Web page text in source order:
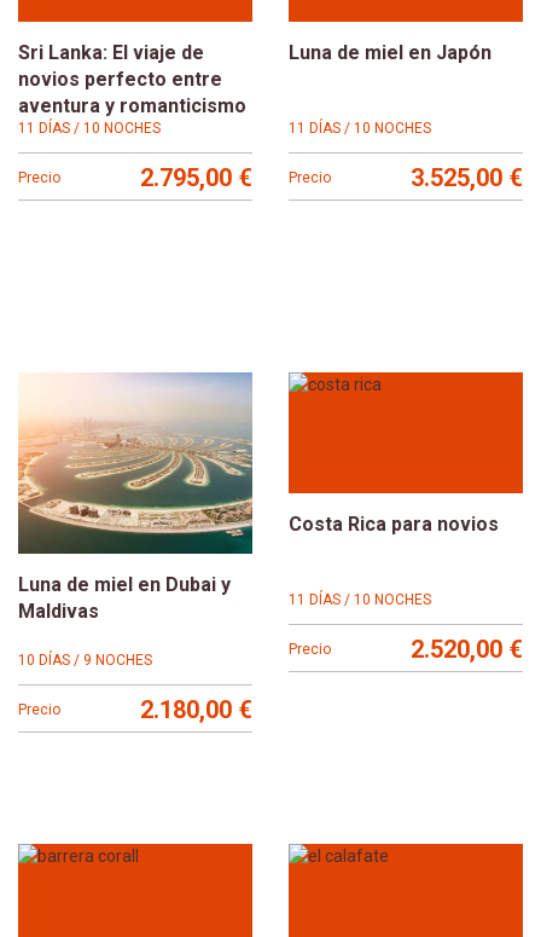
Sri Lanka: El viaje de
novios perfecto entre
aventura y romanticismo
11 DÍAS / 10 NOCHES
Precio 2.795,00 €
Luna de miel en Japón
11 DÍAS / 10 NOCHES
Precio 3.525,00 €
Luna de miel en Dubai y
Maldivas
10 DÍAS / 9 NOCHES
Precio 2.180,00 €
Costa Rica para novios
11 DÍAS / 10 NOCHES
Precio 2.520,00 €